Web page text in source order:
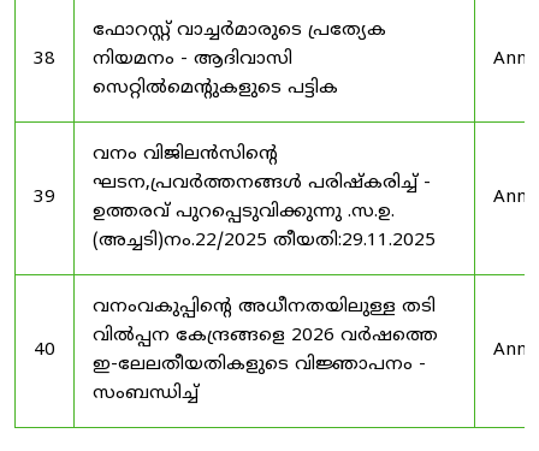
38
ഫോറസ്റ്റ് വാച്ചർമാരുടെ പ്രത്യേക
നിയമനം - ആദിവാസി
സെറ്റിൽമെന്റുകളുടെ പട്ടിക
39
വനം വിജിലൻസിന്റെ
ഘടന,പ്രവർത്തനങ്ങൾ പരിഷ്കരിച്ച് -
ഉത്തരവ് പുറപ്പെടുവിക്കുന്നു .സ.ഉ.
(അച്ചടി)നം.22/2025 തീയതി:29.11.2025
40
വനംവകുപ്പിന്റെ അധീനതയിലുള്ള തടി
വിൽപ്പന കേന്ദ്രങ്ങളെ 2026 വർഷത്തെ
ഇ-ലേലതീയതികളുടെ വിജ്ഞാപനം -
സംബന്ധിച്ച്